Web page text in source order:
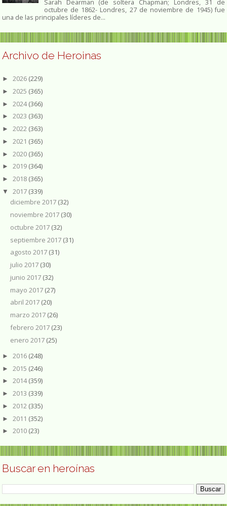
Sarah Dearman (de soltera Chapman; Londres, 31 de
octubre de 1862​- Londres, 27 de noviembre de 1945)​ fue
una de las principales líderes de...
Archivo de Heroinas
► 2026 (229)
► 2025 (365)
► 2024(366)
► 2023 (363)
► 2022 (363)
► 2021 (365)
► 2020 (365)
► 2019 (364)
► 2018 (365)
▼ 2017 (339)
diciembre 2017 (32)
noviembre 2017 (30)
octubre 2017 (32)
septiembre 2017 (31)
agosto 2017 (31)
julio 2017 (30)
junio 2017 (32)
mayo 2017 (27)
abril 2017 (20)
marzo 2017 (26)
febrero 2017 (23)
enero 2017 (25)
► 2016 (248)
► 2015 (246)
► 2014(359)
► 2013 (339)
► 2012 (335)
► 2011 (352)
► 2010 (23)
Buscar en heroínas